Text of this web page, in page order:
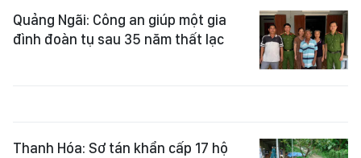
Quảng Ngãi: Công an giúp một gia
đình đoàn tụ sau 35 năm thất lạc
Thanh Hóa: Sơ tán khẩn cấp 17 hộ